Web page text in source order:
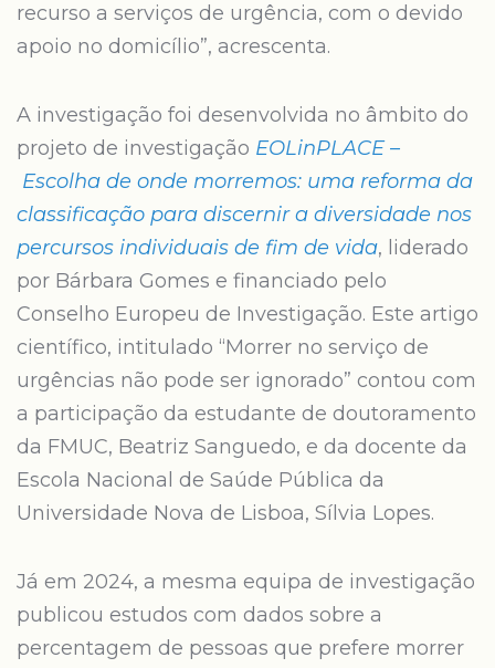
recurso a serviços de urgência, com o devido
apoio no domicílio”, acrescenta.
A investigação foi desenvolvida no âmbito do
projeto de investigação EOLinPLACE–
Escolha de onde morremos: uma reforma da
classificação para discernir a diversidade nos
percursos individuais de fim de vida, liderado
por Bárbara Gomes e financiado pelo
Conselho Europeu de Investigação. Este artigo
científico, intitulado “Morrer no serviço de
urgências não pode ser ignorado” contou com
a participação da estudante de doutoramento
da FMUC, Beatriz Sanguedo, e da docente da
Escola Nacional de Saúde Pública da
Universidade Nova de Lisboa, Sílvia Lopes.
Já em 2024, a mesma equipa de investigação
publicou estudos com dados sobre a
percentagem de pessoas que prefere morrer